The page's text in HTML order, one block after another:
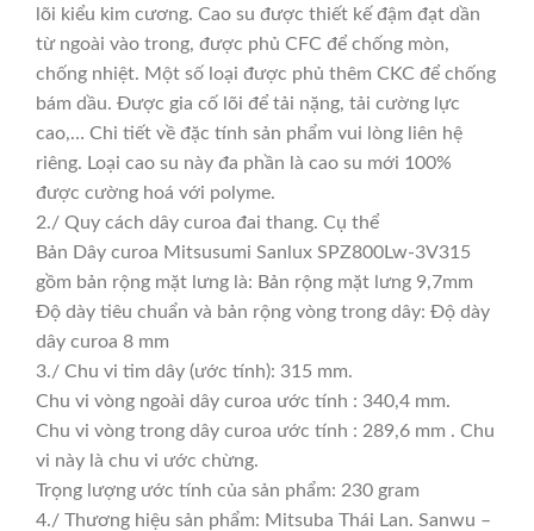
lõi kiểu kim cương. Cao su được thiết kế đậm đạt dần
từ ngoài vào trong, được phủ CFC để chống mòn,
chống nhiệt. Một số loại được phủ thêm CKC để chống
bám dầu. Được gia cố lõi để tải nặng, tải cường lực
cao,… Chi tiết về đặc tính sản phẩm vui lòng liên hệ
riêng. Loại cao su này đa phần là cao su mới 100%
được cường hoá với polyme.
2./ Quy cách dây curoa đai thang. Cụ thể
Bản Dây curoa Mitsusumi Sanlux SPZ800Lw-3V315
gồm bản rộng mặt lưng là: Bản rộng mặt lưng 9,7mm
Độ dày tiêu chuẩn và bản rộng vòng trong dây: Độ dày
dây curoa 8 mm
3./ Chu vi tim dây (ước tính): 315 mm.
Chu vi vòng ngoài dây curoa ước tính : 340,4 mm.
Chu vi vòng trong dây curoa ước tính : 289,6 mm . Chu
vi này là chu vi ước chừng.
Trọng lượng ước tính của sản phẩm: 230 gram
4./ Thương hiệu sản phẩm: Mitsuba Thái Lan. Sanwu –